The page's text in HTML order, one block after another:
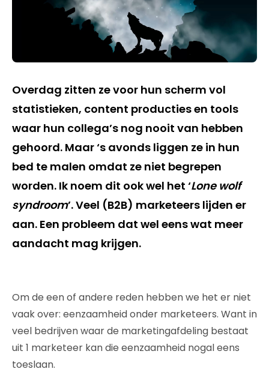
Overdag zitten ze voor hun scherm vol
statistieken, content producties en tools
waar hun collega’s nog nooit van hebben
gehoord. Maar ‘s avonds liggen ze in hun
bed te malen omdat ze niet begrepen
worden. Ik noem dit ook wel het ‘Lone wolf
syndroom’. Veel (B2B) marketeers lijden er
aan. Een probleem dat wel eens wat meer
aandacht mag krijgen.
Om de een of andere reden hebben we het er niet
vaak over: eenzaamheid onder marketeers. Want in
veel bedrijven waar de marketingafdeling bestaat
uit 1 marketeer kan die eenzaamheid nogal eens
toeslaan.